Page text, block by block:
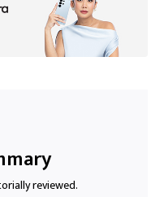
reviewed.